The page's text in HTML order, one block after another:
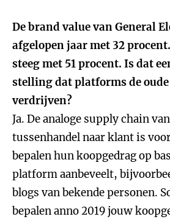
De brand value van General
afgelopen jaar met 32
steeg met 51 procent. Is dat
stelling dat platforms de
verdrijven?
Ja. De analoge supply chain
tussenhandel naar klant is
bepalen hun koopgedrag op
platform aanbeveelt,
blogs van bekende personen.
bepalen anno 2019 jouw